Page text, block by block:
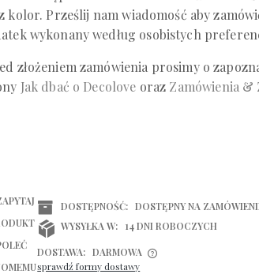
kolor. Prześlij nam wiadomość aby
wykonany według osobistych
złożeniem zamówienia prosimy o
Jak dbać o Decolove oraz Zamówienia &
DOSTĘPNOŚĆ: DOSTĘPNY NA
WYSYŁKA W:
14 DNI ROBOCZYCH
DOSTAWA: DARMOWA
sprawdź formy dostawy